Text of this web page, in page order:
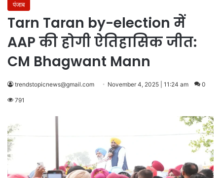
पंजाब
Tarn Taran by-election में
AAP की होगी ऐतिहासिक जीत:
CM Bhagwant Mann
trendstopicnews@gmail.com November 4, 2025 | 11:24 am 0
791